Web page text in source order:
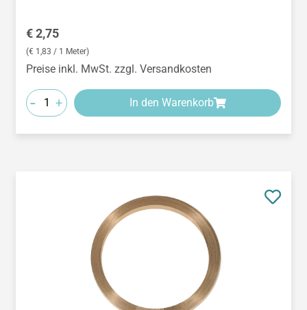
Regulärer Preis:
€ 2,75
(€ 1,83 / 1 Meter)
Preise inkl. MwSt. zzgl. Versandkosten
- + In den Warenkorb